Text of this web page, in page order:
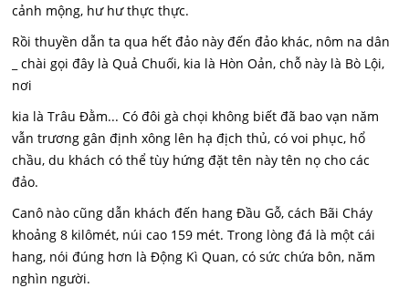
cảnh mộng, hư hư thực thực.
Rồi thuyền dẫn ta qua hết đảo này đến đảo khác, nôm na dân
_ chài gọi đây là Quả Chuối, kia là Hòn Oản, chỗ này là Bò Lội,
nơi
kia là Trâu Đằm... Có đôi gà chọi không biết đã bao vạn năm
vẫn trương gân định xông lên hạ địch thủ, có voi phục, hổ
chầu, du khách có thể tùy hứng đặt tên này tên nọ cho các
đảo.
Canô nào cũng dẫn khách đến hang Đầu Gỗ, cách Bãi Cháy
khoảng 8 kilômét, núi cao 159 mét. Trong lòng đá là một cái
hang, nói đúng hơn là Động Kì Quan, có sức chứa bôn, năm
nghìn người.